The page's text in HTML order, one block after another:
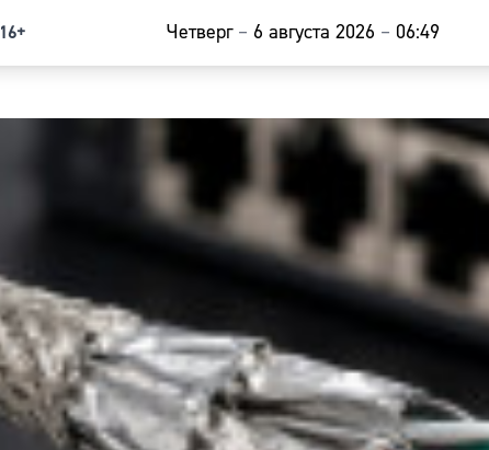
16+ Четверг – 6 августа 2026 – 06:49
Главная
Новости
Наши
Погода
Курсы